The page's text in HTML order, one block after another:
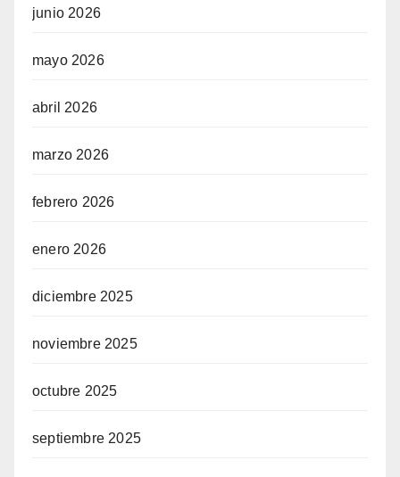
junio 2026
mayo 2026
abril 2026
marzo 2026
febrero 2026
enero 2026
diciembre 2025
noviembre 2025
octubre 2025
septiembre 2025